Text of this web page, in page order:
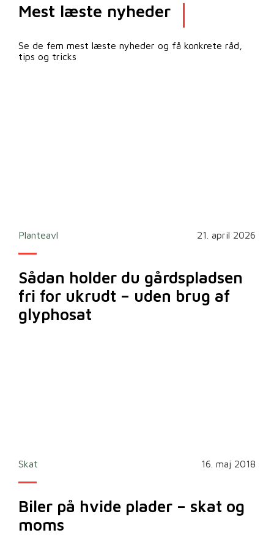
Mest læste nyheder
Se de fem mest læste nyheder og få konkrete råd,
tips og tricks
Planteavl 21. april 2026
Sådan holder du gårdspladsen
fri for ukrudt – uden brug af
glyphosat
Skat 16. maj 2018
Biler på hvide plader – skat og
moms